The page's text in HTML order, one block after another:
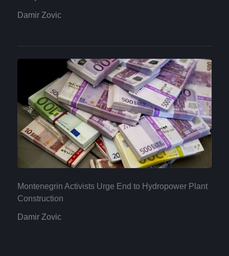
Damir Zovic
Montenegrin Activists Urge End to Hydropower Plant
Construction
Damir Zovic